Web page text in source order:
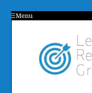
Menu